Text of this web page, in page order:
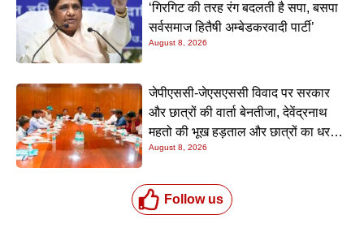
‘गिरगिट की तरह रंग बदलती है सपा, बसपा
सर्वसमाज हितैषी अम्बेडकरवादी पार्टी’
August 8, 2026
जेपीएससी-जेएसएससी विवाद पर सरकार
और छात्रों की वार्ता बेनतीजा, देवेंद्रनाथ
महतो की भूख हड़ताल और छात्रों का धरना
जारी
August 8, 2026
Follow us